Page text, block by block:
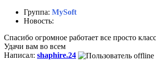
Группа: MySoft
Новость:
Спасибо огромное работает все просто
Удачи вам во всем
Написал: shaphire.24